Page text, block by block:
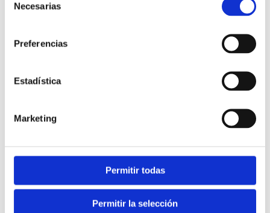
Necesarias
Preferencias
Estadística
Marketing
Permitir todas
Permitir la selección